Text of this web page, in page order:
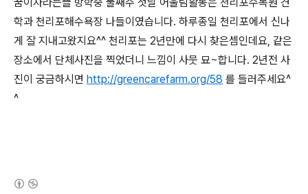
꿈이자라는뜰 방학중 둘째주 첫날 어울림활동은 천리포수목원 견
학과 천리포해수욕장 나들이였습니다. 하루종일 천리포에서 신나
게 잘 지내고왔지요^^ 천리포는 2년만에 다시 찾은셈인데요, 같은
장소에서 단체사진을 찍었더니 느낌이 사뭇 묘~합니다. 2년전 사
진이 궁금하시면 http://greencarefarm.org/58 를 들러주세요^
^